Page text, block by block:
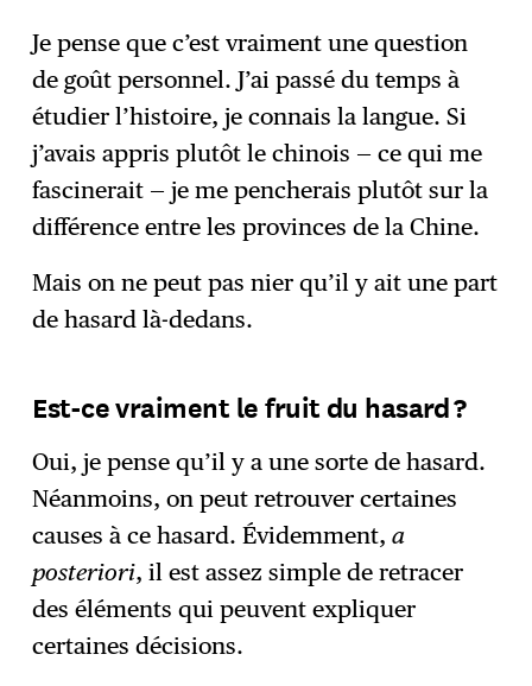
Je pense que c’est vraiment une question
de goût personnel. J’ai passé du temps à
étudier l’histoire, je connais la langue. Si
j’avais appris plutôt le chinois — ce qui me
fascinerait — je me pencherais plutôt sur la
différence entre les provinces de la Chine.
Mais on ne peut pas nier qu’il y ait une part
de hasard là-dedans.
Est-ce vraiment le fruit du hasard ?
Oui, je pense qu’il y a une sorte de hasard.
Néanmoins, on peut retrouver certaines
causes à ce hasard. Évidemment,a
posteriori, il est assez simple de retracer
des éléments qui peuvent expliquer
certaines décisions.